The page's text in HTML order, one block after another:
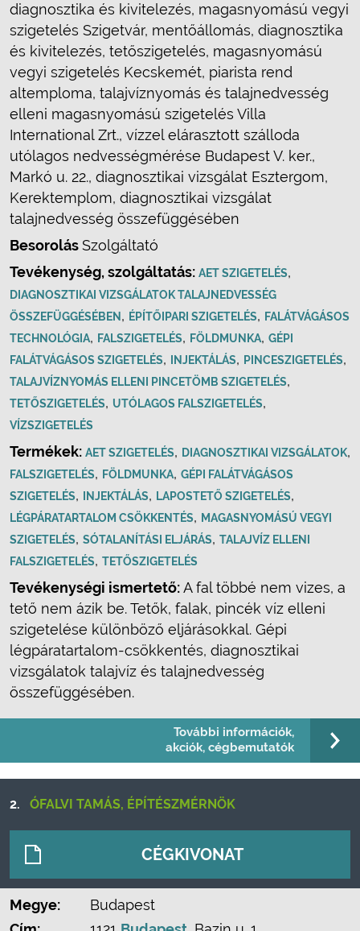
diagnosztika és kivitelezés, magasnyomású vegyi
szigetelés Szigetvár, mentőállomás, diagnosztika
és kivitelezés, tetőszigetelés, magasnyomású
vegyi szigetelés Kecskemét, piarista rend
altemploma, talajvíznyomás és talajnedvesség
elleni magasnyomású szigetelés Villa
International Zrt., vízzel elárasztott szálloda
utólagos nedvességmérése Budapest V. ker.,
Markó u. 22., diagnosztikai vizsgálat Esztergom,
Kerektemplom, diagnosztikai vizsgálat
talajnedvesség összefüggésében
BesorolásSzolgáltató
Tevékenység, szolgáltatás: AET SZIGETELÉS,
DIAGNOSZTIKAI VIZSGÁLATOK TALAJNEDVESSÉG
ÖSSZEFÜGGÉSÉBEN , ÉPÍTŐIPARI SZIGETELÉS, FALÁTVÁGÁSOS
TECHNOLÓGIA, FALSZIGETELÉS, FÖLDMUNKA, GÉPI
FALÁTVÁGÁSOS SZIGETELÉS, INJEKTÁLÁS, PINCESZIGETELÉS,
TALAJVÍZNYOMÁS ELLENI PINCETÖMB SZIGETELÉS,
TETŐSZIGETELÉS, UTÓLAGOS FALSZIGETELÉS,
VÍZSZIGETELÉS
Termékek: AET SZIGETELÉS, DIAGNOSZTIKAI VIZSGÁLATOK,
FALSZIGETELÉS, FÖLDMUNKA, GÉPI FALÁTVÁGÁSOS
SZIGETELÉS, INJEKTÁLÁS, LAPOSTETŐ SZIGETELÉS,
LÉGPÁRATARTALOM CSÖKKENTÉS, MAGASNYOMÁSÚ VEGYI
SZIGETELÉS, SÓTALANÍTÁSI ELJÁRÁS, TALAJVÍZ ELLENI
FALSZIGETELÉS, TETŐSZIGETELÉS
Tevékenységi ismertető:A fal többé nem vizes, a
tető nem ázik be. Tetők, falak, pincék víz elleni
szigetelése különböző eljárásokkal. Gépi
légpáratartalom-csökkentés, diagnosztikai
vizsgálatok talajvíz és talajnedvesség
összefüggésében.
További információk,
akciók, cégbemutatók
2. ÓFALVI TAMÁS, ÉPÍTÉSZMÉRNÖK
CÉGKIVONAT
Megye:
Budapest